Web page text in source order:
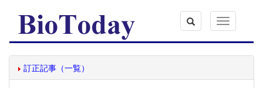
Toggle
navigation
訂正記事（一覧）